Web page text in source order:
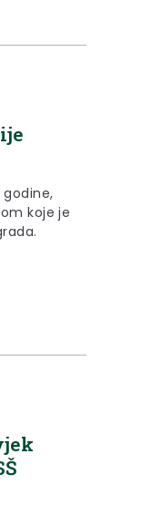
godine,
koje je